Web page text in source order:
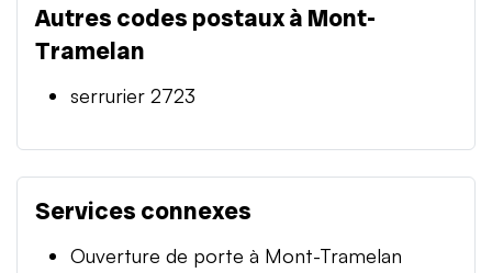
Autres codes postaux à Mont-
Tramelan
serrurier 2723
Services connexes
Ouverture de porte à Mont-Tramelan